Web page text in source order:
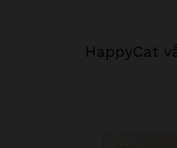
HappyCat